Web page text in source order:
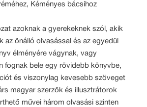
Kéményes bácsihoz
azoknak a gyerekeknek szól, akik
az önálló olvasással és az egyedül
élményére vágynak, vagy
fognak bele egy rövidebb könyvbe,
és viszonylag kevesebb szöveget
magyar szerzők és illusztrátorok
művei három olvasási szinten